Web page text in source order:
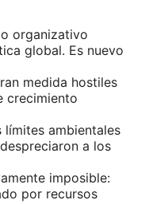
organizativo
global. Es nuevo
medida hostiles
crecimiento
límites ambientales
a los
imposible:
por recursos